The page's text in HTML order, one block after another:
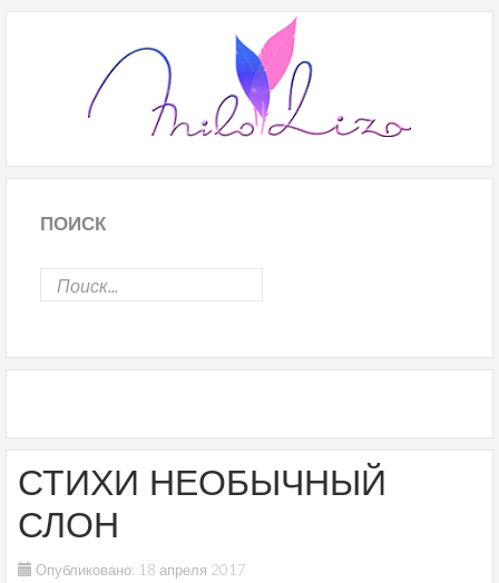
ПОИСК
СТИХИ НЕОБЫЧНЫЙ
СЛОН
Опубликовано: 18 апреля 2017